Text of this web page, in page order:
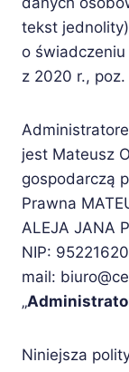
tekst
o świadczeniu
z 2020 r.,
jest Mateusz
gospodarczą
Prawna
ALEJA JANA
NIP:
mail:
„
Niniejsza